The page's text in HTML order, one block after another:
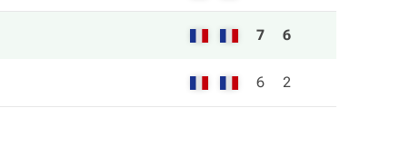
7 6
6 2